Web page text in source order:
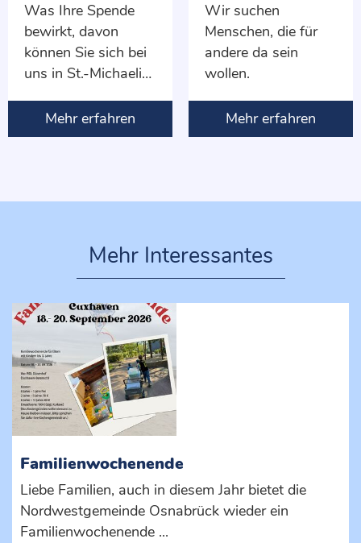
Was Ihre Spende
bewirkt, davon
können Sie sich bei
uns in St.-Michaelis
überzeugen.
Mehr erfahren
Wir suchen
Menschen, die für
andere da sein
wollen.
Mehr erfahren
Mehr Interessantes
Familienwochenende
Liebe Familien, auch in diesem Jahr bietet die
Nordwestgemeinde Osnabrück wieder ein
Familienwochenende ...